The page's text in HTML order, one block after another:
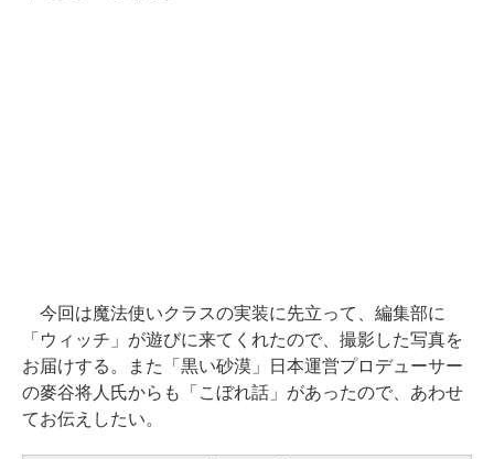
今回は魔法使いクラスの実装に先立って、編集部に
「ウィッチ」が遊びに来てくれたので、撮影した写真を
お届けする。また「黒い砂漠」日本運営プロデューサー
の麥谷将人氏からも「こぼれ話」があったので、あわせ
てお伝えしたい。